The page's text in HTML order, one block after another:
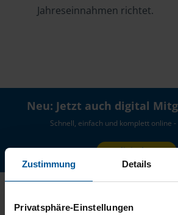
Zustimmung Details
Privatsphäre-Einstellungen
Jahreseinnahmen richtet.
Neu: Jetzt auch digital
Schnell, einfach und komplett online
Jetzt digital starten